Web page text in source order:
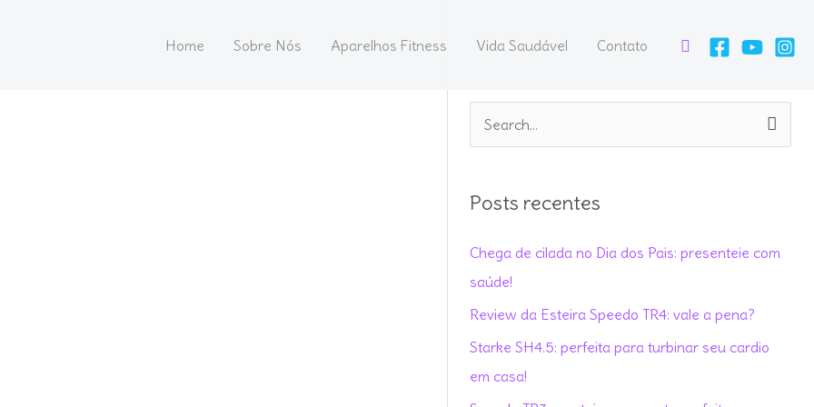
Home Sobre Nós Aparelhos Fitness Vida Saudável Contato Pesquisar
e
q
i
s
a
r
p
Posts recentes
Chega de cilada no Dia dos Pais: presenteie com
saúde!
Review da Esteira Speedo TR4: vale a pena?
Starke SH4.5: perfeita para turbinar seu cardio
em casa!